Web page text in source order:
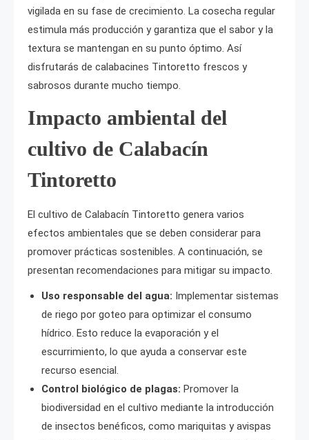
vigilada en su fase de crecimiento. La cosecha regular
estimula más producción y garantiza que el sabor y la
textura se mantengan en su punto óptimo. Así
disfrutarás de calabacines Tintoretto frescos y
sabrosos durante mucho tiempo.
Impacto ambiental del
cultivo de Calabacín
Tintoretto
El cultivo de Calabacín Tintoretto genera varios
efectos ambientales que se deben considerar para
promover prácticas sostenibles. A continuación, se
presentan recomendaciones para mitigar su impacto.
Uso responsable del agua: Implementar sistemas
de riego por goteo para optimizar el consumo
hídrico. Esto reduce la evaporación y el
escurrimiento, lo que ayuda a conservar este
recurso esencial.
Control biológico de plagas: Promover la
biodiversidad en el cultivo mediante la introducción
de insectos benéficos, como mariquitas y avispas